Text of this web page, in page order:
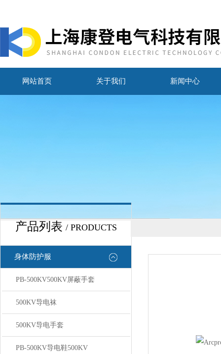
网站首页 关于我们 新闻中心
产品列表 / PRODUCTS
身体防护服
PB-500KV500KV屏蔽手套
500KV导电袜
500KV导电手套
PB-500KV导电鞋500KV